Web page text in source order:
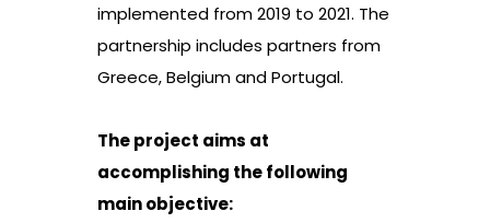
implemented from 2019 to 2021. The
partnership includes partners from
Greece, Belgium and Portugal.
The project aims at
accomplishing the following
main objective: